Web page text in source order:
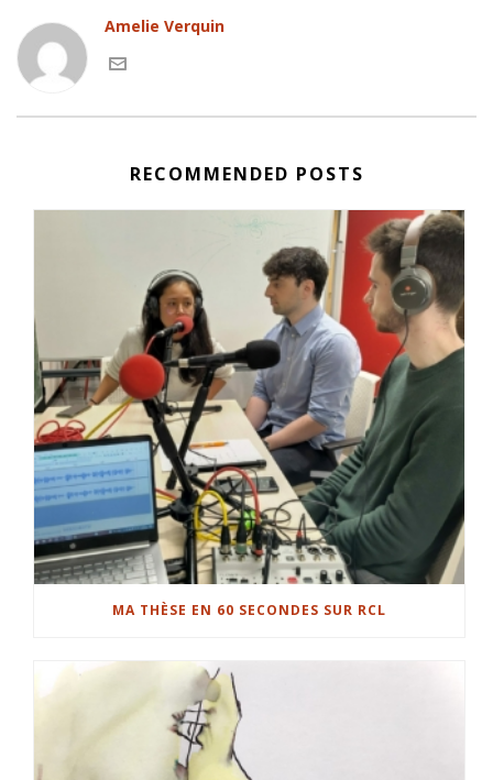
Amelie Verquin
RECOMMENDED POSTS
MA THÈSE EN 60 SECONDES SUR RCL